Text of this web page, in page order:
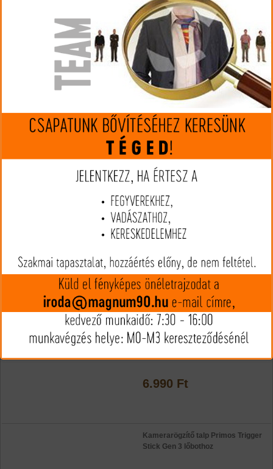
Mennyiség:
590 Ft
Megveszem
Az árak és készlet információk tájékoztató jellegűek, nyilvános
ajánlattételnek nem minősülnek!
Az árváltozás jogát fenntartjuk!
Ajánlott termékek
Primos Trigger Stick Gen 3 villa
6.990 Ft
Kamerarögzítő talp Primos Trigger
Stick Gen 3 lőbothoz